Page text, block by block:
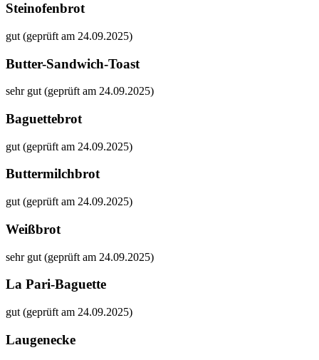
Steinofenbrot
gut (geprüft am 24.09.2025)
Butter-Sandwich-Toast
sehr gut (geprüft am 24.09.2025)
Baguettebrot
gut (geprüft am 24.09.2025)
Buttermilchbrot
gut (geprüft am 24.09.2025)
Weißbrot
sehr gut (geprüft am 24.09.2025)
La Pari-Baguette
gut (geprüft am 24.09.2025)
Laugenecke